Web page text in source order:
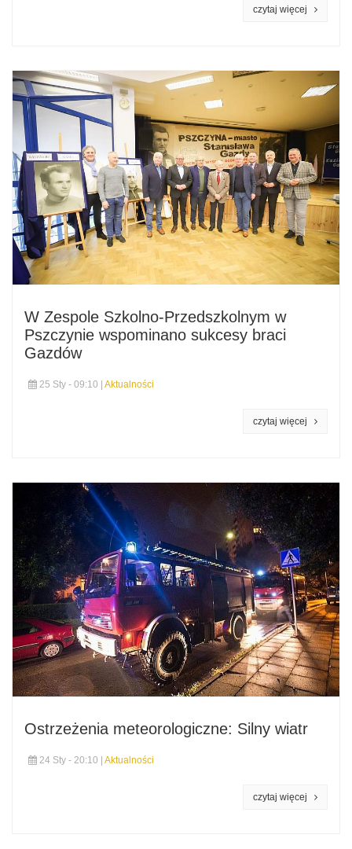
W Zespole Szkolno-Przedszkolnym w
Pszczynie wspominano sukcesy braci
Gazdów
25 Sty - 09:10 | Aktualności
Ostrzeżenia meteorologiczne: Silny wiatr
24 Sty - 20:10 | Aktualności